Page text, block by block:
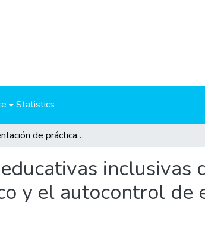
Statistics
Implementación de prácticas educativas inclusivas que favorecen la motivación, el logro académico y el autocontrol de estudiantes de sétimo año
inclusivas
y el autocontrol de